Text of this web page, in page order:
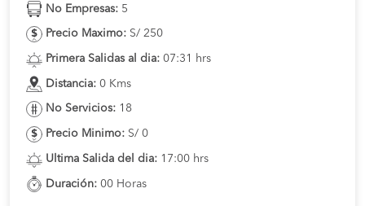
No Empresas: 5
Precio Maximo: S/ 250
Primera Salidas al dia: 07:31 hrs
Distancia: 0 Kms
No Servicios: 18
Precio Minimo: S/ 0
Ultima Salida del dia: 17:00 hrs
Duración: 00 Horas